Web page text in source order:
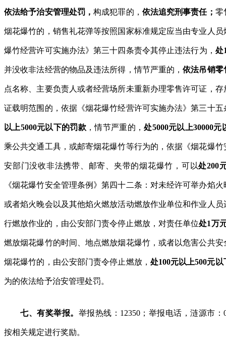
依法给予治安管理处罚，构成犯罪的， 依法追究刑事责任； 零
烟花爆竹的，销售礼花弹等按照国家标准规定应当由专业人
爆竹经营许可实施办法》第三十四条责令其停止违法行为， 处
并没收非法经营的物品及违法所得，情节严重的，依法吊销零
点名称、主要负责人或者经营场所未重新办理零售许可证，
证载明范围的，依据《烟花爆竹经营许可实施办法》第三十
以上5000元以下的罚款 ，情节严重的，处5000元以上30000元
乘公共交通工具，或邮寄烟花爆竹等行为的，依据《烟花爆
安部门没收非法携带、邮寄、夹带的烟花爆竹，可以处200
《烟花爆竹安全管理条例》第四十二条：对未经许可举办焰
或者焰火晚会以及其他焰火燃放活动燃放作业单位和作业人
行燃放作业的，由公安部门责令停止燃放，对责任单位处1万
燃放烟花爆竹的时间、地点燃放烟花爆竹，或者以危害公共
烟花爆竹的，由公安部门责令停止燃放， 处100元以上500元
为的依法给予治安管理处罚。
七、有奖举报。 举报热线：12350；举报电话，涟源市：
按相关规定进行奖励。